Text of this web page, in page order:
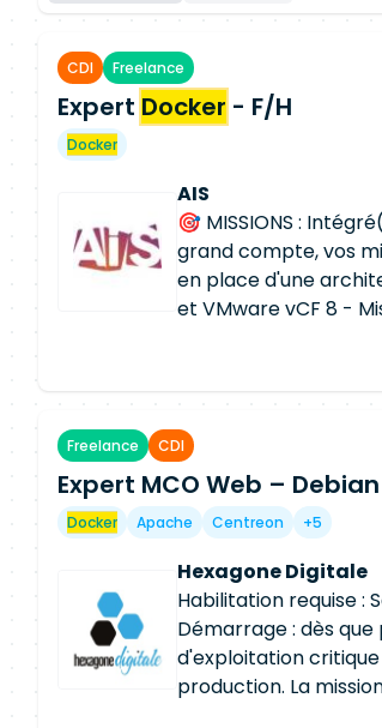
CDI Freelance
Expert Docker - F/H
Docker
AIS
🎯 MISSIONS :
grand compte, vos
en place d'une
et VMware vCF 8 -
la sécurité et de
Procédures
scripts
recette technique
Swarm - Linux RHEL
Sécurité conteneur -
Freelance CDI
Expert MCO Web –
Docker Apache Centreon +5
Hexagone Digitale
Habilitation requise :
Démarrage : dès
d'exploitation
production. La